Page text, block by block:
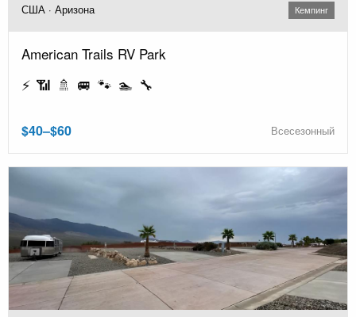
США · Аризона Кемпинг
American Trails RV Park
⚡ 📶 🚿 🚐 🐾 🏊 🔧
$40–$60 Всесезонный